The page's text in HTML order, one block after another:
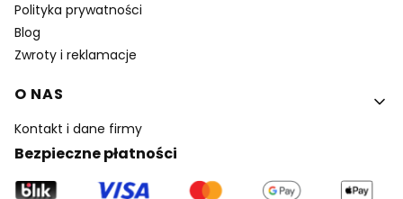
Polityka prywatności
Blog
Zwroty i reklamacje
O NAS
Kontakt i dane firmy
Bezpieczne płatności